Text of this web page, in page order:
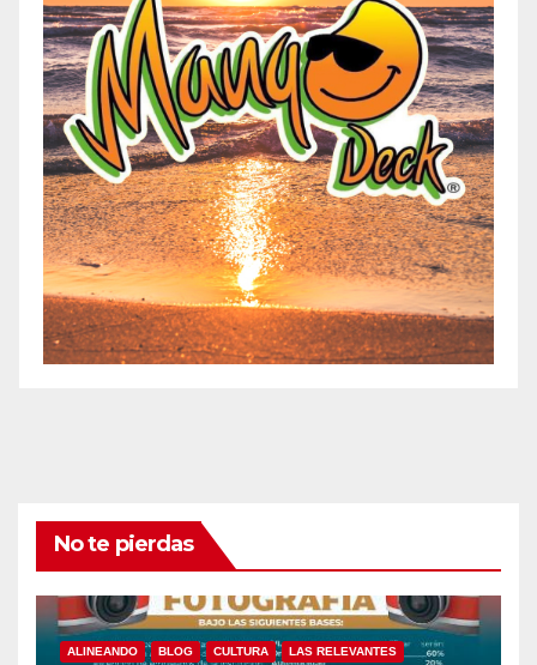
No te pierdas
ALINEANDO BLOG CULTURA LAS RELEVANTES